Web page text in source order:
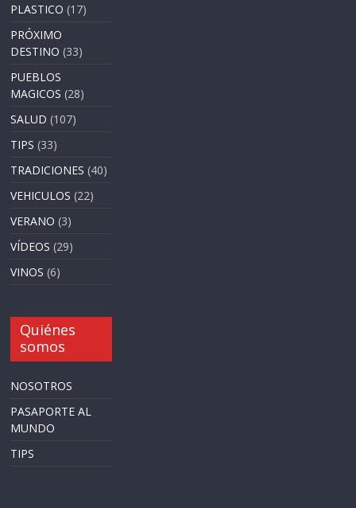
PLASTICO (17)
PRÓXIMO
DESTINO (33)
PUEBLOS
MAGICOS (28)
SALUD (107)
TIPS (33)
TRADICIONES (40)
VEHICULOS (22)
VERANO (3)
VÍDEOS (29)
VINOS (6)
Quiénes
somos
NOSOTROS
PASAPORTE AL
MUNDO
TIPS